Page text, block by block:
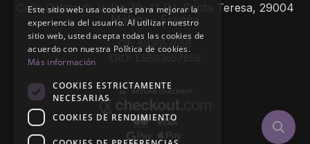
Calle Caleta de Velez 39-41 P.I. Santa Teresa, 29004
Málaga - España
CIF: B93657658
Este sitio web usa cookies para mejorar la
experiencia del usuario. Al utilizar nuestro
sitio web, usted acepta todas las cookies de
acuerdo con nuestra Política de cookies.
Más información
COOKIES ESTRICTAMENTE
NECESARIAS
COOKIES DE RENDIMIENTO